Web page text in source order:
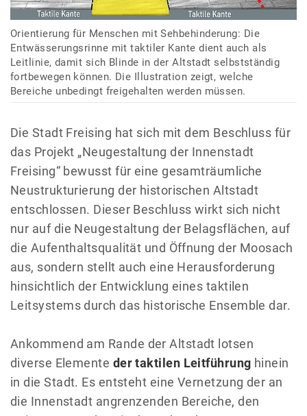
Orientierung für Menschen mit Sehbehinderung: Die
Entwässerungsrinne mit taktiler Kante dient auch als
Leitlinie, damit sich Blinde in der Altstadt selbstständig
fortbewegen können. Die Illustration zeigt, welche
Bereiche unbedingt freigehalten werden müssen.
Die Stadt Freising hat sich mit dem Beschluss für
das Projekt „Neugestaltung der Innenstadt
Freising“ bewusst für eine gesamträumliche
Neustrukturierung der historischen Altstadt
entschlossen. Dieser Beschluss wirkt sich nicht
nur auf die Neugestaltung der Belagsflächen, auf
die Aufenthaltsqualität und Öffnung der Moosach
aus, sondern stellt auch eine Herausforderung
hinsichtlich der Entwicklung eines taktilen
Leitsystems durch das historische Ensemble dar.
Ankommend am Rande der Altstadt lotsen
diverse Elemente der taktilen Leitführung hinein
in die Stadt. Es entsteht eine Vernetzung der an
die Innenstadt angrenzenden Bereiche, den